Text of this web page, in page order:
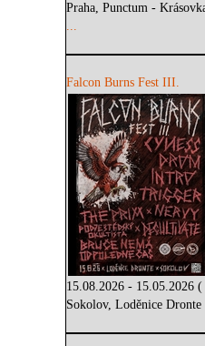
Praha, Punctum -
...
Falcon Burns Fest III.
15.08.2026 - 15.05.2026
Sokolov, Loděnice Dronte